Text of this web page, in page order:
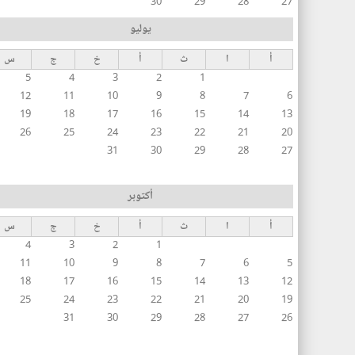
يوليو
أ ا ث أ خ ج
س
1
2
3
4
5
6
7
8
9
10
11
12
13
14
15
16
17
18
19
20
21
22
23
24
25
26
27
28
29
30
31
أكتوبر
أ ا ث أ خ ج
س
1
2
3
4
5
6
7
8
9
10
11
12
13
14
15
16
17
18
19
20
21
22
23
24
25
26
27
28
29
30
31